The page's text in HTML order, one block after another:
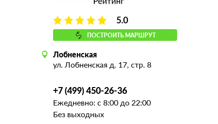
5.0
ПОСТРОИТЬ МАРШРУТ
Лобненская
ул. Лобненская д. 17, стр. 8
+7 (499) 450-26-36
Ежедневно: с 8:00 до 22:00
Без выходных